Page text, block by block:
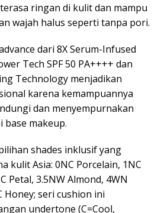
ringan di kulit dan mampu
wajah halus seperti tanpa pori.
dari 8X Serum-Infused
Tech SPF 50 PA++++ dan
Technology menjadikan
karena kemampuannya
dan menyempurnakan
makeup.
shades inklusif yang
kulit Asia: 0NC Porcelain, 1NC
Petal, 3.5NW Almond, 4WN
Honey; seri cushion ini
undertone (C=Cool,